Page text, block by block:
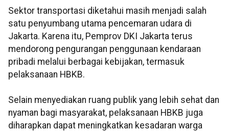
Sektor transportasi diketahui masih menjadi salah
satu penyumbang utama pencemaran udara di
Jakarta. Karena itu, Pemprov DKI Jakarta terus
mendorong pengurangan penggunaan kendaraan
pribadi melalui berbagai kebijakan, termasuk
pelaksanaan HBKB.
Selain menyediakan ruang publik yang lebih sehat dan
nyaman bagi masyarakat, pelaksanaan HBKB juga
diharapkan dapat meningkatkan kesadaran warga